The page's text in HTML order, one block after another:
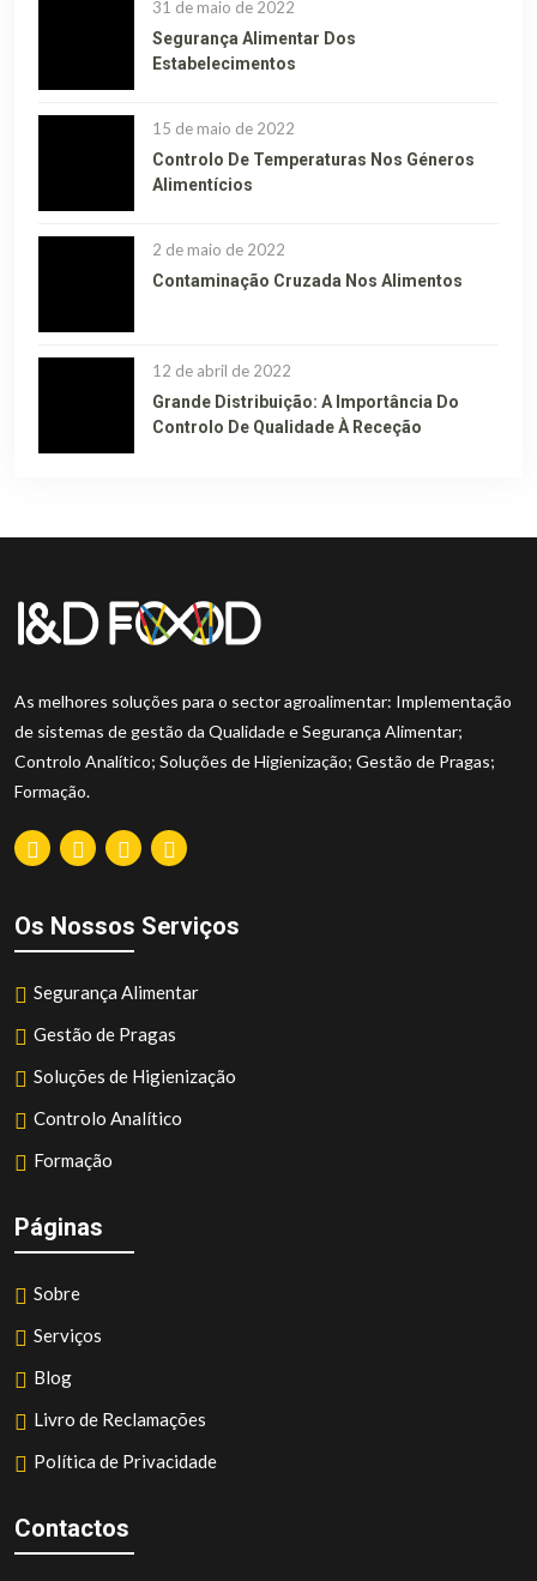
31 de maio de 2022
Segurança Alimentar Dos
Estabelecimentos
15 de maio de 2022
Controlo De Temperaturas Nos Géneros
Alimentícios
2 de maio de 2022
Contaminação Cruzada Nos Alimentos
12 de abril de 2022
Grande Distribuição: A Importância Do
Controlo De Qualidade À Receção
As melhores soluções para o sector agroalimentar: Implementação
de sistemas de gestão da Qualidade e Segurança Alimentar;
Controlo Analítico; Soluções de Higienização; Gestão de Pragas;
Formação.
Os Nossos Serviços
Segurança Alimentar
Gestão de Pragas
Soluções de Higienização
Controlo Analítico
Formação
Páginas
Sobre
Serviços
Blog
Livro de Reclamações
Política de Privacidade
Contactos